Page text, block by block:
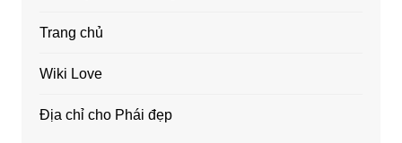
Trang chủ
Wiki Love
Địa chỉ cho Phái đẹp